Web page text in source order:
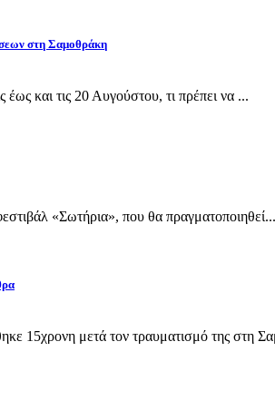
στη Σαμοθράκη
έως και τις 20 Αυγούστου, τι πρέπει να ...
«Σωτήρια», που θα πραγματοποιηθεί...
15χρονη μετά τον τραυματισμό της στη